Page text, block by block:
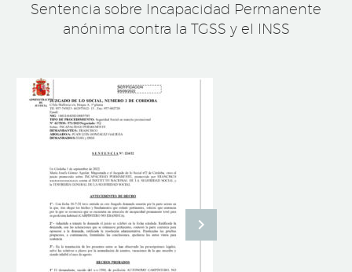
Sentencia sobre Incapacidad Permanente
anónima contra la TGSS y el INSS